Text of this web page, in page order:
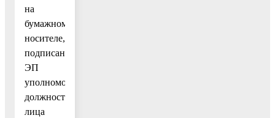
на
бумажном
носителе,
подписанный
ЭП
уполномоченного
должностного
лица